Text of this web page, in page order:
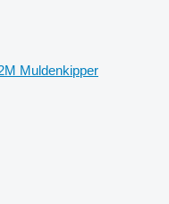
Muldenkipper